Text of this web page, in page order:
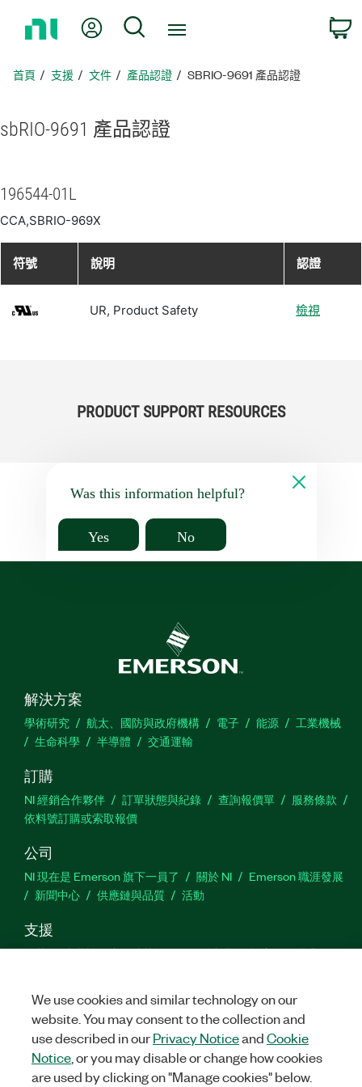
頁
我的帳號 搜尋
首頁 支援 文件 產品認證 SBRIO-9691 產品認證
sbRIO-9691 產品認證
196544-01L
CCA,SBRIO-969X
符號 說明 認證
UR, Product Safety 檢視
PRODUCT SUPPORT RESOURCES
Was this information helpful?
Yes No
解決方案
學術研究 航太、國防與政府機構 電子 能源
工業機械
生命科學
半導體 交通運輸
訂購
NI 經銷合作夥伴 訂單狀態與紀錄 查詢報價單
服務條款
依料號訂購或索取報價
公司
NI 現在是 Emerson 旗下一員了 關於 NI
Emerson 職涯發展
新聞中心
供應鏈與品質 活動
支援
下載 產品說明書 討論區 啟動產品 提交服務需求
網
TwitterFacebook
We use cookies and similar technology on our
website. You may consent to the collection and
use described in ourPrivacy NoticeandCookie
Notice, or you may disable or change how cookies
are used by clicking on "Manage cookies" below.